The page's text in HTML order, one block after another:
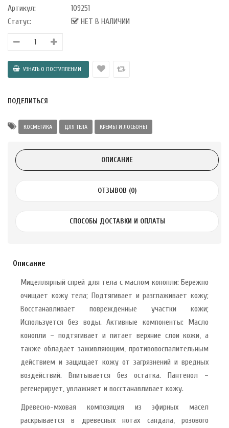
Артикул:
109251
Статус:
НЕТ В НАЛИЧИИ
ПОДЕЛИТЬСЯ
КОСМЕТИКА ДЛЯ ТЕЛА КРЕМЫ И ЛОСЬОНЫ
ОПИСАНИЕ
ОТЗЫВОВ (0)
СПОСОБЫ ДОСТАВКИ И ОПЛАТЫ
Описание
Мицеллярный спрей для тела с маслом конопли: Бережно
очищает кожу тела; Подтягивает и разглаживает кожу;
Восстанавливает поврежденные участки кожи;
Используется без воды. Активные компоненты: Масло
конопли – подтягивает и питает верхние слои кожи, а
также обладает заживляющим, противовоспалительным
действием и защищает кожу от загрязнений и вредных
воздействий. Впитывается без остатка. Пантенол –
регенерирует, увлажняет и восстанавливает кожу.
Древесно-мховая композиция из эфирных масел
раскрывается в древесных нотах сандала, розового